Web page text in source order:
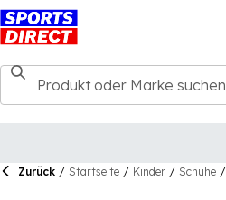
Zurück / Startseite / Kinder / Schuhe /